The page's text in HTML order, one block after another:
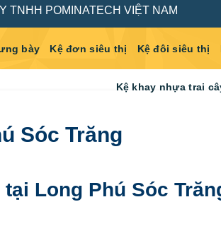
TNHH POMINATECH VIỆT NAM
bày Kệ đơn siêu thị Kệ đôi siêu thị
Kệ khay nhựa trai
Sóc Trăng
Long Phú Sóc